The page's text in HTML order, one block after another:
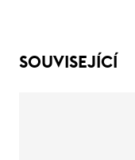
SOUVISEJÍCÍ